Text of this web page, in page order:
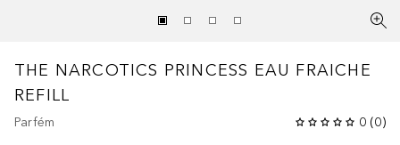
THE NARCOTICS PRINCESS EAU FRAICHE
REFILL
Parfém 0 (0)